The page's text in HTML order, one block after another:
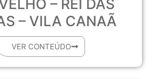
– REI DAS
– VILA CANAÃ
VER CONTEÚDO